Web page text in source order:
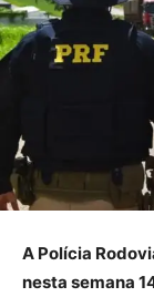
A Polícia
nesta semana